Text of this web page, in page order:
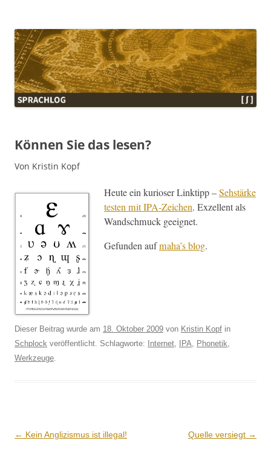
Können Sie das lesen?
Von Kristin Kopf
Heute ein kurios­er Link­tipp –Sehstärke
testen mit IPA-Zeichen. Exzel­lent als
Wand­schmuck geeignet.
Gefun­den aufmaha’s blog.
Dieser Beitrag wurde am 18. Oktober 2009 von Kristin Kopf in
Schplock veröffentlicht. Schlagworte: Internet, IPA, Phonetik,
Werkzeuge.
Beitrags-
← Kein Anglizismus ist illegal! Quelle versiegt →